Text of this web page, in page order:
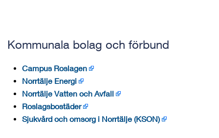
Kommunala bolag och förbund
Campus Roslagen
Norrtälje Energi
Norrtälje Vatten och Avfall
Roslagsbostäder
Sjukvård och omsorg i Norrtälje (KSON)